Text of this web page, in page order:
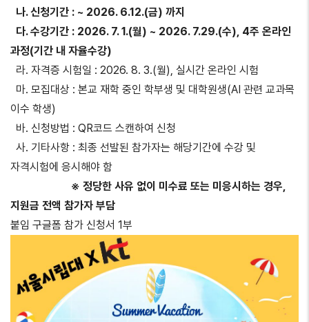
나. 신청기간 : ~ 2026. 6.12.(금) 까지
다. 수강기간 : 2026. 7. 1.(월) ~ 2026. 7.29.(수), 4주 온라인
과정(기간 내 자율수강)
라. 자격증 시험일 : 2026. 8. 3.(월), 실시간 온라인 시험
마. 모집대상 : 본교 재학 중인 학부생 및 대학원생(AI 관련 교과목
이수 학생)
바. 신청방법 : QR코드 스캔하여 신청
사. 기타사항 : 최종 선발된 참가자는 해당기간에 수강 및
자격시험에 응시해야 함
※ 정당한 사유 없이 미수료 또는 미응시하는 경우,
지원금 전액 참가자 부담
붙임 구글폼 참가 신청서 1부